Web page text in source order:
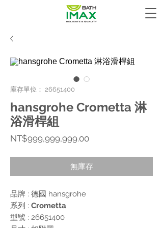
庫存單位： 26651400
hansgrohe Crometta 淋
浴滑桿組
NT$999,999,999.00價
無庫存
品牌 : 德國 hansgrohe
系列 : Crometta
型號 : 26651400